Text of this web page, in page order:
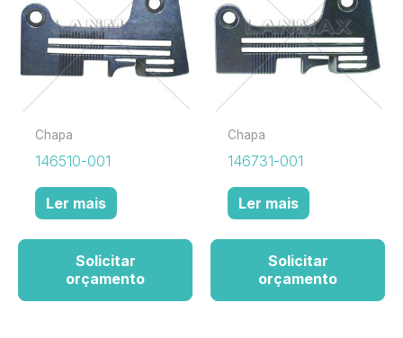
Chapa
146510-001
Ler mais
Solicitar
orçamento
Chapa
146731-001
Ler mais
Solicitar
orçamento